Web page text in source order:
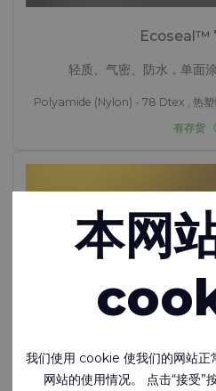
Ecoseal™
轻质、气密、防水，单面
Polyamide (Nylon) - 78 Dtex , 热塑
有存货
本网
我们使用 cookie 使我们的网站正
网站的使用情况。 点击“接受”